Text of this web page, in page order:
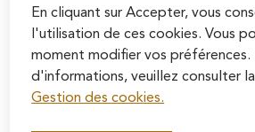
En cliquant sur Accepter, vous
l'utilisation de ces cookies. Vous
moment modifier vos préférences.
d'informations, veuillez consulter
Gestion des cookies.